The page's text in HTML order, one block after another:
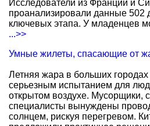
Исследователи из Франции и
проанализировали данные 502
ключевых этапа. У младенцев
...>>
Умные жилеты, спасающие от
Летняя жара в больших
серьезным испытанием для
открытом воздухе. Мусорщики,
специалисты вынуждены
солнцем, рискуя перегревом.